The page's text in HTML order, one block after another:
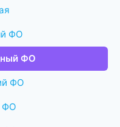
ФО
ФО
ФО
ФО